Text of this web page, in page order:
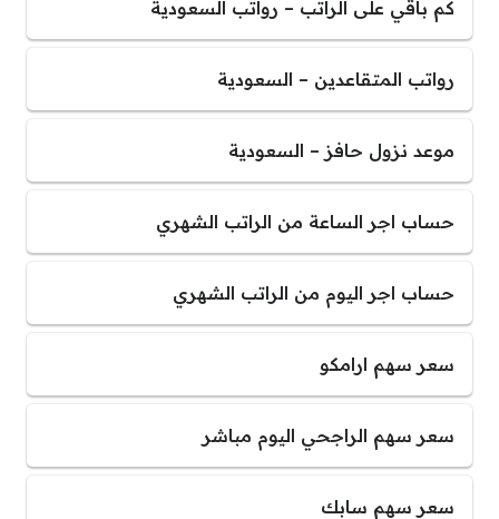
كم باقي على الراتب – رواتب السعودية
رواتب المتقاعدين – السعودية
موعد نزول حافز – السعودية
حساب اجر الساعة من الراتب الشهري
حساب اجر اليوم من الراتب الشهري
سعر سهم ارامكو
سعر سهم الراجحي اليوم مباشر
سعر سهم سابك